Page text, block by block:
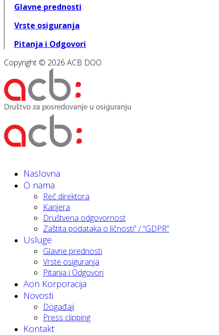
Glavne prednosti
Vrste osiguranja
Pitanja i Odgovori
Copyright © 2026 ACB DOO
Naslovna
O nama
Reč direktora
Karijera
Društvena odgovornost
Zaštita podataka o ličnosti” / “GDPR”
Usluge
Glavne prednosti
Vrste osiguranja
Pitanja i Odgovori
Aon Korporacija
Novosti
Događaji
Press clipping
Kontakt